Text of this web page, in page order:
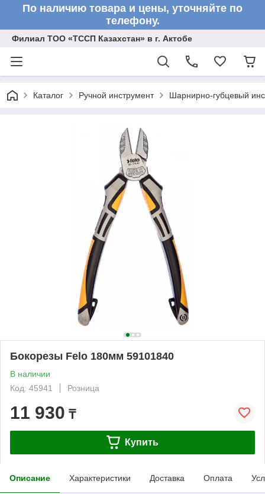
По наличию товара и цены, уточняйте по
телефону.
Филиал ТОО «ТССП Казахстан» в г. Актобе
Каталог Ручной инструмент Шарнирно-губцевый
Бокорезы Felo 180мм 59101840
В наличии
Код: 45941
Розница
11 930 ₸
Купить
Описание Характеристики Доставка Оплата